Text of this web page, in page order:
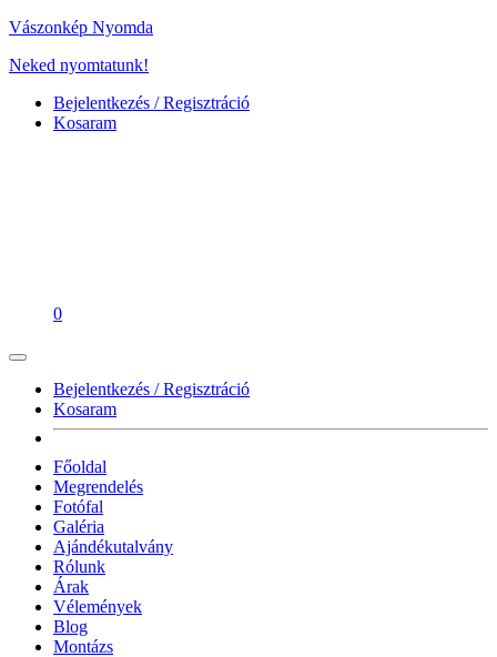
Vászonkép Nyomda
Neked nyomtatunk!
Bejelentkezés / Regisztráció
Kosaram
0
Bejelentkezés / Regisztráció
Kosaram
Főoldal
Megrendelés
Fotófal
Galéria
Ajándékutalvány
Rólunk
Árak
Vélemények
Blog
Montázs